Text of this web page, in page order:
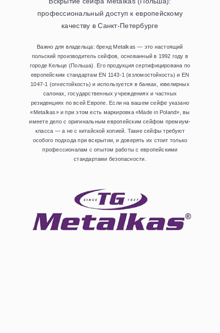
Контакты
профессиональный доступ к европейскому
качеству в Санкт-Петербурге
Важно для владельца: бренд Metalkas — это настоящий
польский производитель сейфов, основанный в 1992 году в
городе Кельце (Польша). Его продукция сертифицирована по
европейским стандартам EN 1143-1 (взломостойкость) и EN
1047-1 (огнестойкость) и используется в банках, ювелирных
салонах, государственных учреждениях и частных
резиденциях по всей Европе. Если на вашем сейфе указано
«Metalkas» и при этом есть маркировка «Made in Poland», вы
имеете дело с оригинальным европейским сейфом премиум-
класса — а не с китайской копией. Такие сейфы требуют
особого подхода при вскрытии, и доверять их стоит только
профессионалам с опытом работы с европейскими
стандартами безопасности.